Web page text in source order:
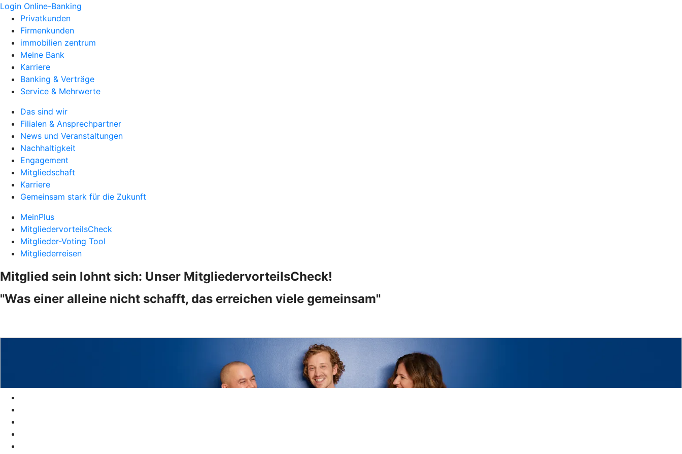
Login Online-Banking
Privatkunden
Firmenkunden
immobilien zentrum
Meine Bank
Karriere
Banking & Verträge
Service & Mehrwerte
Das sind wir
Filialen & Ansprechpartner
News und Veranstaltungen
Nachhaltigkeit
Engagement
Mitgliedschaft
Karriere
Gemeinsam stark für die Zukunft
MeinPlus
MitgliedervorteilsCheck
Mitglieder-Voting Tool
Mitgliederreisen
Mitglied sein lohnt sich: Unser MitgliedervorteilsCheck!
"Was einer alleine nicht schafft, das erreichen viele gemeinsam"